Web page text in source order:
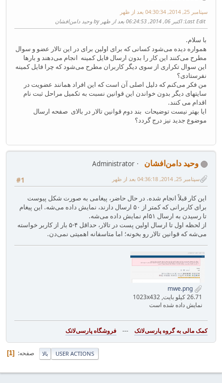
سپتامبر 25, 2014, 04:30:34 بعد از ظهر
Last Edit: اکتبر 06, 2014, 06:24:53 بعد از ظهر by وحید دامن‌افشان
با سلام.
همواره دیده می‌شود کسانی که برای اولین برای در این تالار عضو و سوال
مطرح می‌کنند این کار را بدون ارسال فایل کمینه انجام می‌دهند و بارها
این سوال تکراری از سوی دیگر کاربران مطرح می‌شود که چرا فایل کمینه
نفرستادی؟
من فکر می‌کنم که دلیل اصلی آن است که این افراد همانند عضویت در
سایتهای دیگر بدون خواندن این قوانین نسبت به تکمیل مراحل ثبت نام
اقدام می کنند.
ایا بهتر نیست توضیحات بند دوم قوانین تالار در بالای صفحه ارسال
موضوع جدید نیز درج گردد؟
وحید دامن‌افشان
Administrator
#1
سپتامبر 25, 2014, 04:36:18 بعد از ظهر
این کار قبلاً انجام شده. در حال حاضر، پیغامی به صورت شکل پیوست
برای کاربرانی که کمتر از ۵۰ ارسال دارند، نمایش داده می‌شه. این پیغام
تا رسیدن به ارسال ۵۱ام نمایش داده می‌شه.
از لحظه اول تا ارسال اولین پست در تالار، حداقل ۴-۵ بار از کاربر خواسته
می‌شه که قوانین تالار رو بخونه؛ اما متاسفانه اهمیتی نمی‌دن.
26.71 کیلو بایت, 1023x432
نمایش داده شده است
--- فروشگاه پارسی‌لاتک‎
بالا صفحه 1 USER ACTIONS